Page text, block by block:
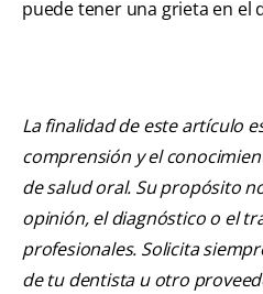
puede tener una grieta en el
La finalidad de este artículo
comprensión y el
de salud oral. Su propósito
opinión, el diagnóstico o el
profesionales. Solicita
de tu dentista u otro